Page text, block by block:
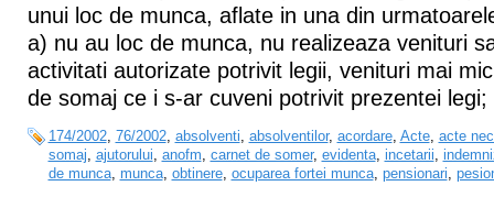
unui loc de munca, aflate in una din
a) nu au loc de munca, nu realizeaza venituri
activitati autorizate potrivit legii, venituri mai
de somaj ce i s-ar cuveni potrivit prezentei
174/2002, 76/2002, absolventi absolventilor, acordare, Acte, acte
somaj ajutorului anofm carnet de somer, evidenta, incetarii
de munca, munca, obtinere, ocuparea fortei munca, pensionari